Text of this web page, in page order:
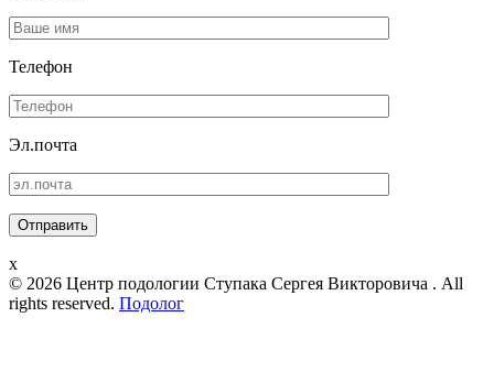
Телефон
Эл.почта
x
© 2026 Центр подологии Ступака Сергея Викторовича . All
rights reserved. Подолог